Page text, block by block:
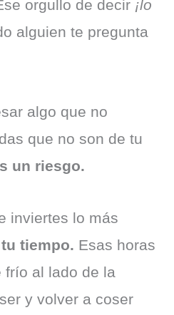
orgullo de decir ¡lo
alguien te pregunta
algo que no
que no son de tu
un riesgo.
inviertes lo más
tu tiempo. Esas horas
frío al lado de la
y volver a coser